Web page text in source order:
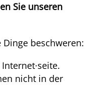
Sie unseren
beschweren:
nicht in der